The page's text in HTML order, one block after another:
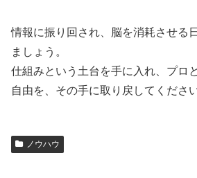
情報に振り回され、脳を消耗させる
ましょう。
仕組みという土台を手に入れ、プロ
自由を、その手に取り戻してください
ノウハウ